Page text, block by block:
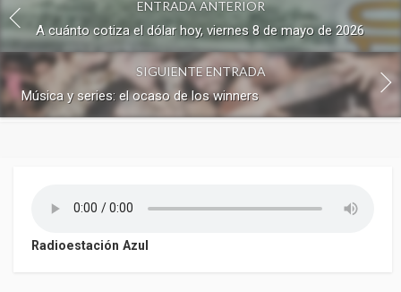
ENTRADA ANTERIOR
A cuánto cotiza el dólar hoy, viernes 8 de mayo de 2026
SIGUIENTE ENTRADA
Música y series: el ocaso de los winners
Radioestación Azul